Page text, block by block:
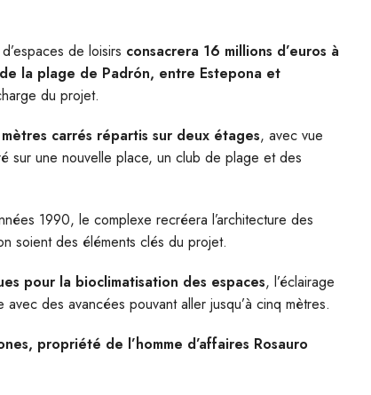
de loisirs consacrera 16 millions d’euros à
la plage de Padrón, entre Estepona et
du projet.
carrés répartis sur deux étages, avec vue
sur une nouvelle place, un club de plage et des
1990, le complexe recréera l’architecture des
soient des éléments clés du projet.
pour la bioclimatisation des espaces, l’éclairage
des avancées pouvant aller jusqu’à cinq mètres.
propriété de l’homme d’affaires Rosauro